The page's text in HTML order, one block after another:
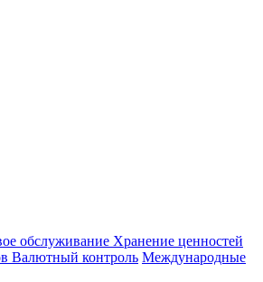
обслуживание Хранение ценностей
Валютный контроль Международные
об угрозе
инцидентов
что у
аккаунтов
Сотрудники
не свяжутся с
в